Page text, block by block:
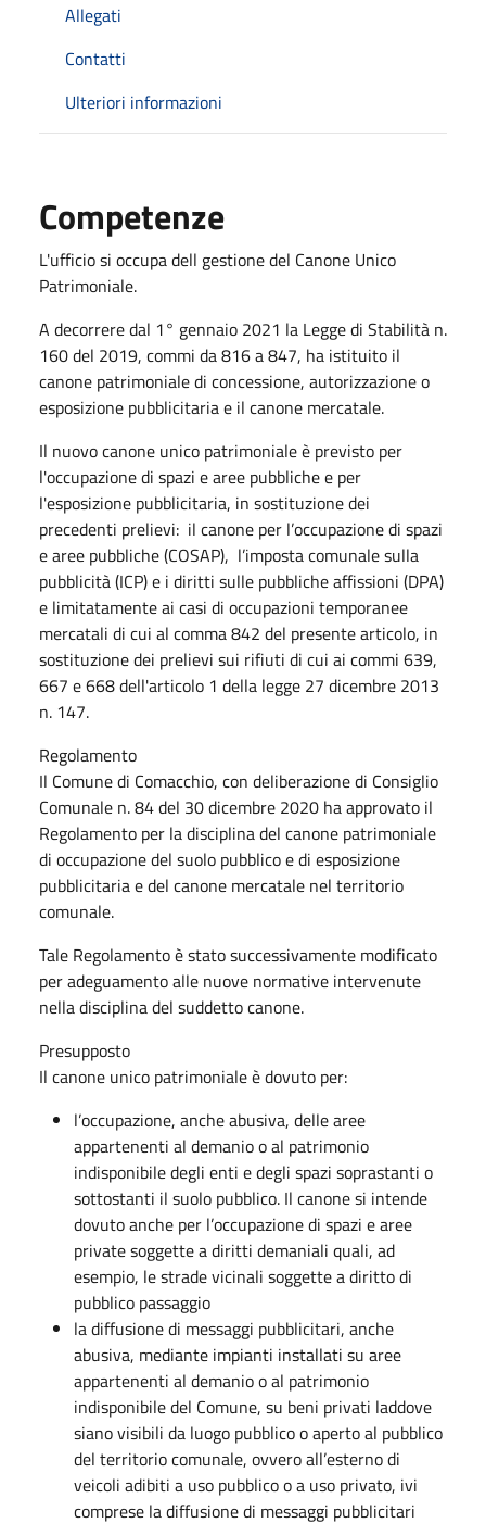
Allegati
Contatti
Ulteriori informazioni
Competenze
L'ufficio si occupa dell gestione del Canone Unico
Patrimoniale.
A decorrere dal 1° gennaio 2021 la Legge di Stabilità n.
160 del 2019, commi da 816 a 847, ha istituito il
canone patrimoniale di concessione, autorizzazione o
esposizione pubblicitaria e il canone mercatale.
Il nuovo canone unico patrimoniale è previsto per
l'occupazione di spazi e aree pubbliche e per
l'esposizione pubblicitaria, in sostituzione dei
precedenti prelievi: il canone per l’occupazione di spazi
e aree pubbliche (COSAP), l’imposta comunale sulla
pubblicità (ICP) e i diritti sulle pubbliche affissioni (DPA)
e limitatamente ai casi di occupazioni temporanee
mercatali di cui al comma 842 del presente articolo, in
sostituzione dei prelievi sui rifiuti di cui ai commi 639,
667 e 668 dell'articolo 1 della legge 27 dicembre 2013
n. 147.
Regolamento
Il Comune di Comacchio, con deliberazione di Consiglio
Comunale n. 84 del 30 dicembre 2020 ha approvato il
Regolamento per la disciplina del canone patrimoniale
di occupazione del suolo pubblico e di esposizione
pubblicitaria e del canone mercatale nel territorio
comunale.
Tale Regolamento è stato successivamente modificato
per adeguamento alle nuove normative intervenute
nella disciplina del suddetto canone.
Presupposto
Il canone unico patrimoniale è dovuto per:
l’occupazione, anche abusiva, delle aree
appartenenti al demanio o al patrimonio
indisponibile degli enti e degli spazi soprastanti o
sottostanti il suolo pubblico. Il canone si intende
dovuto anche per l’occupazione di spazi e aree
private soggette a diritti demaniali quali, ad
esempio, le strade vicinali soggette a diritto di
pubblico passaggio
la diffusione di messaggi pubblicitari, anche
abusiva, mediante impianti installati su aree
appartenenti al demanio o al patrimonio
indisponibile del Comune, su beni privati laddove
siano visibili da luogo pubblico o aperto al pubblico
del territorio comunale, ovvero all’esterno di
veicoli adibiti a uso pubblico o a uso privato, ivi
comprese la diffusione di messaggi pubblicitari